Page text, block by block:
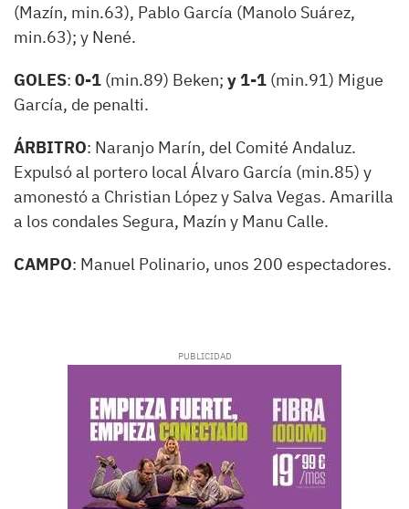
(Mazín, min.63), Pablo García (Manolo Suárez,
min.63); y Nené.
GOLES: 0-1 (min.89) Beken; y 1-1 (min.91) Migue
García, de penalti.
ÁRBITRO: Naranjo Marín, del Comité Andaluz.
Expulsó al portero local Álvaro García (min.85) y
amonestó a Christian López y Salva Vegas. Amarilla
a los condales Segura, Mazín y Manu Calle.
CAMPO: Manuel Polinario, unos 200 espectadores.